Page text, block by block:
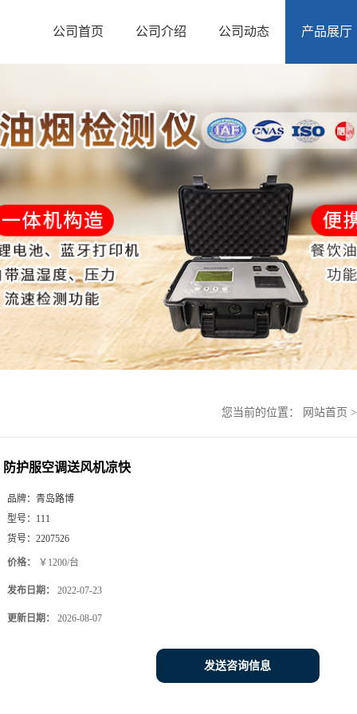
公司首页 公司介绍 公司动态 产品展厅
您当前的位置： 网站首页
防护服空调送风机凉快
品牌： 青岛路博
型号： 111
货号： 2207526
价格： ￥1200/台
发布日期： 2022-07-23
更新日期： 2026-08-07
发送咨询信息